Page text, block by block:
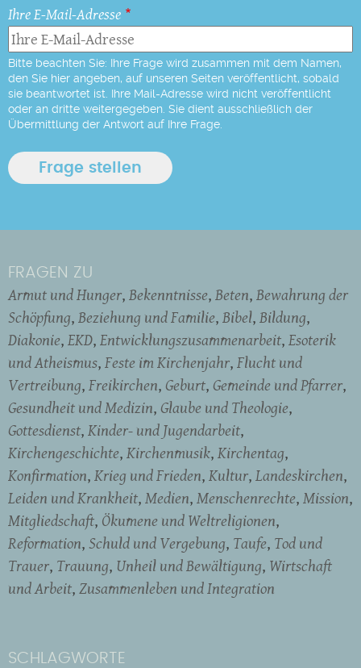
Ihre E-Mail-Adresse
Bitte beachten Sie: Ihre Frage wird zusammen mit dem Namen,
den Sie hier angeben, auf unseren Seiten veröffentlicht, sobald
sie beantwortet ist. Ihre Mail-Adresse wird nicht veröffentlicht
oder an dritte weitergegeben. Sie dient ausschließlich der
Übermittlung der Antwort auf Ihre Frage.
FRAGEN ZU
Armut und Hunger Bekenntnisse Beten Bewahrung der
Schöpfung Beziehung und Familie Bibel Bildung
Diakonie EKD Entwicklungszusammenarbeit Esoterik
und Atheismus Feste im Kirchenjahr Flucht und
Vertreibung Freikirchen Geburt Gemeinde und Pfarrer
Gesundheit und Medizin Glaube und Theologie
Gottesdienst Kinder- und Jugendarbeit
Kirchengeschichte Kirchenmusik Kirchentag
Konfirmation Krieg und Frieden Kultur Landeskirchen
Leiden und Krankheit Medien Menschenrechte Mission
Mitgliedschaft Ökumene und Weltreligionen
Reformation Schuld und Vergebung Taufe Tod und
Trauer Trauung Unheil und Bewältigung Wirtschaft
und Arbeit Zusammenleben und Integration
SCHLAGWORTE